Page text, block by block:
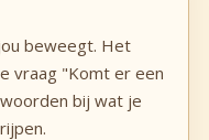
beweegt. Het
vraag "Komt er een
bij wat je